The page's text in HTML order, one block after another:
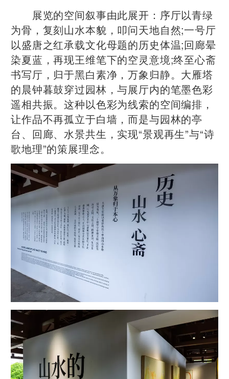
展览的空间叙事由此展开：序厅以青绿
为骨，复刻山水本貌，叩问天地自然;一号厅
以盛唐之红承载文化母题的历史体温;回廊晕
染夏蓝，再现王维笔下的空灵意境;终至心斋
书写厅，归于黑白素净，万象归静。大雁塔
的晨钟暮鼓穿过园林，与展厅内的笔墨色彩
遥相共振。这种以色彩为线索的空间编排，
让作品不再孤立于白墙，而是与园林的亭
台、回廊、水景共生，实现“景观再生”与“诗
歌地理”的策展理念。